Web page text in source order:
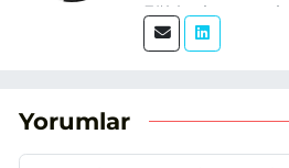
Eğitim hayatım
üretimi ve arama
temel alıyorum.
Yorumlar